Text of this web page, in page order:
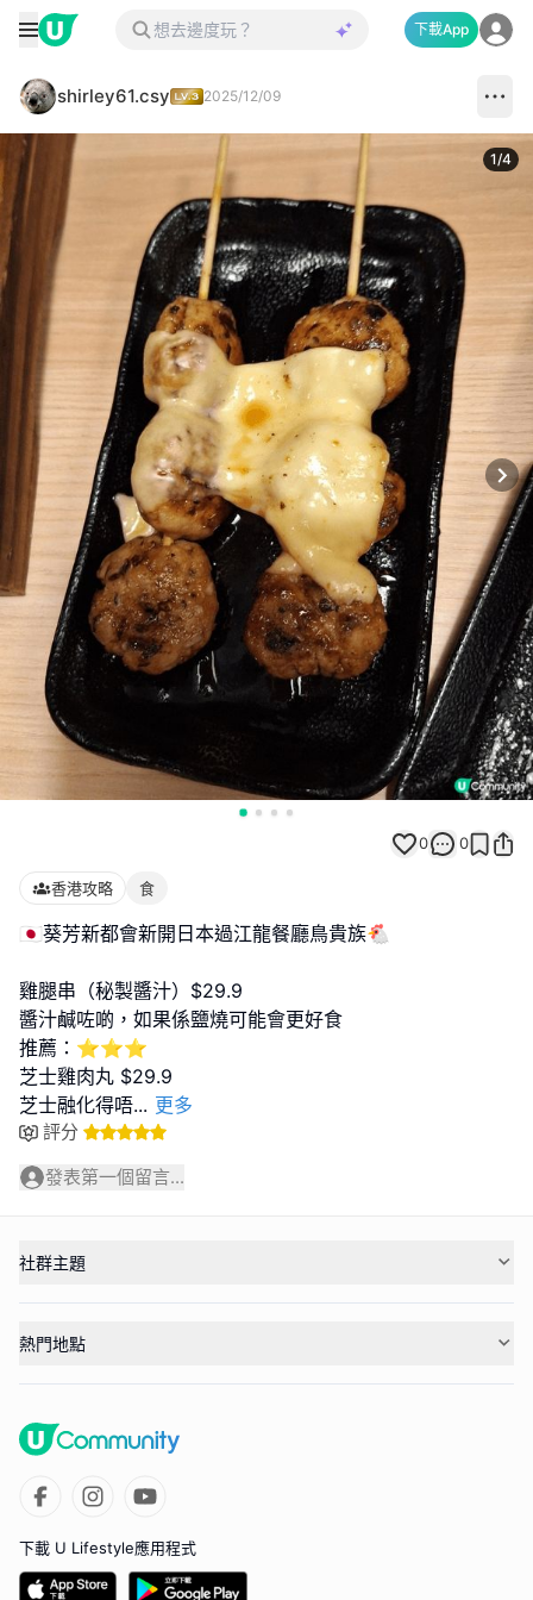
下載App
shirley61.csy 2025/12/09
1/4
0 0
香港攻略 食
🇯🇵葵芳新都會新開日本過江龍餐廳鳥貴族🐔
雞腿串（秘製醬汁）$29.9
醬汁鹹咗啲，如果係鹽燒可能會更好食
推薦：⭐⭐⭐
芝士雞肉丸 $29.9
芝士融化得唔... 更多
評分
發表第一個留言...
社群主題
熱門地點
下載 U Lifestyle應用程式